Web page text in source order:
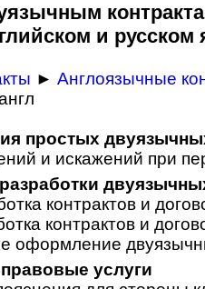
и русском
► Англоязычные
простых
и искажений при
контрактов и
контрактов и
оформление
услуги